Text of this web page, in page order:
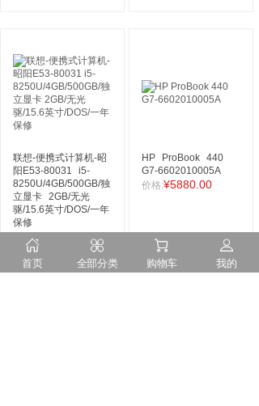
联想-便携式计算机-昭
阳E53-80031
i5-
8250U/4GB/500GB/独
立显卡 2GB/无光
驱/15.6英寸/DOS/一年
保修
价格:¥5874.00
HP ProBook 440
G7-6602010005A
价格:¥5880.00
首页 全部分类 购物车 我的